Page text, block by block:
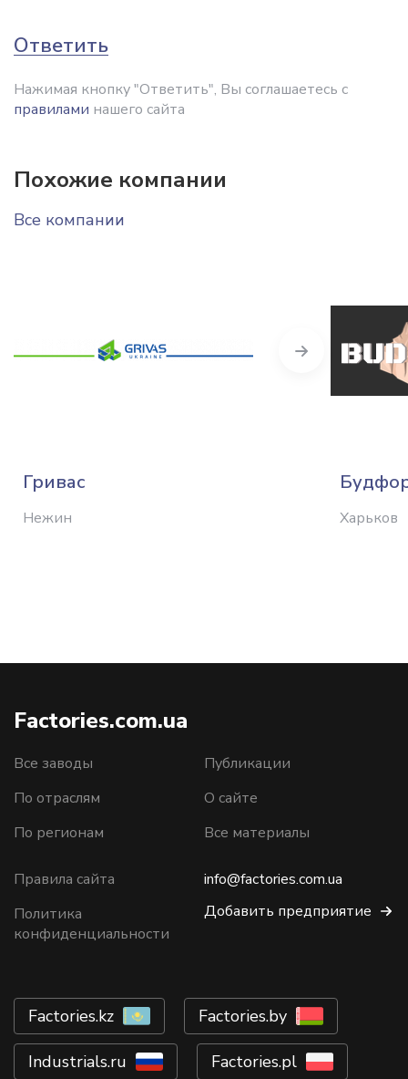
Ответить
Нажимая кнопку "Ответить", Вы соглашаетесь с
правилами нашего сайта
Похожие компании
Все компании
Гривас
Нежин Харьков
Next
Factories.com.ua
Все заводы
По отраслям
По регионам
Публикации
О сайте
Все материалы
Правила сайта
Политика
конфиденциальности
info@factories.com.ua
Добавить предприятие
Factories.kz Factories.by
Industrials.ru Factories.pl